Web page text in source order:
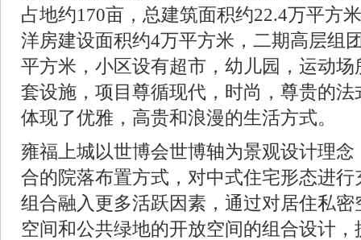
占地约170亩，总建筑面积约22.4万平方
洋房建设面积约4万平方米，二期高层组
平方米，小区设有超市，幼儿园，运动
套设施，项目尊循现代，时尚，尊贵的
体现了优雅，高贵和浪漫的生活方式。
雍福上城以世博会世博轴为景观设计理
合的院落布置方式，对中式住宅形态进
组合融入更多活跃因素，通过对居住私
空间和公共绿地的开放空间的组合设计